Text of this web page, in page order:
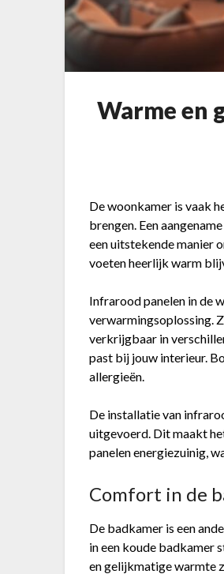
Warme en
De woonkamer is vaak
brengen. Een
een uitstekende manier
voeten heerlijk warm
Infrarood panelen in de
verwarmingsoplossing.
verkrijgbaar in
past bij jouw interieur.
allergieën.
De installatie van
uitgevoerd. Dit maakt
panelen energiezuinig,
Comfort in de
De badkamer is een
in een koude badkamer
en gelijkmatige warmte